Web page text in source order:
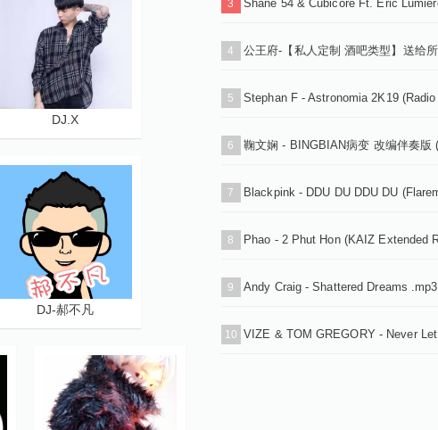
DJ.X
DJ-郝不凡
3
4
5
6
7
8
9 Andy Craig - Shattered Dreams .mp3
10